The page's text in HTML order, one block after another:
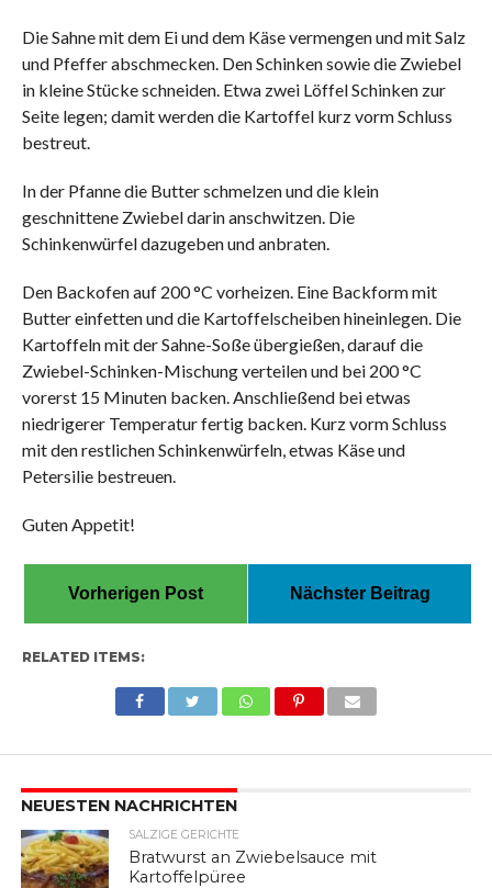
Die Sahne mit dem Ei und dem Käse vermengen und mit Salz
und Pfeffer abschmecken. Den Schinken sowie die Zwiebel
in kleine Stücke schneiden. Etwa zwei Löffel Schinken zur
Seite legen; damit werden die Kartoffel kurz vorm Schluss
bestreut.
In der Pfanne die Butter schmelzen und die klein
geschnittene Zwiebel darin anschwitzen. Die
Schinkenwürfel dazugeben und anbraten.
Den Backofen auf 200 °C vorheizen. Eine Backform mit
Butter einfetten und die Kartoffelscheiben hineinlegen. Die
Kartoffeln mit der Sahne-Soße übergießen, darauf die
Zwiebel-Schinken-Mischung verteilen und bei 200 °C
vorerst 15 Minuten backen. Anschließend bei etwas
niedrigerer Temperatur fertig backen. Kurz vorm Schluss
mit den restlichen Schinkenwürfeln, etwas Käse und
Petersilie bestreuen.
Guten Appetit!
Vorherigen Post Nächster Beitrag
RELATED ITEMS:
NEUESTEN NACHRICHTEN
SALZIGE GERICHTE
Bratwurst an Zwiebelsauce mit
Kartoffelpüree